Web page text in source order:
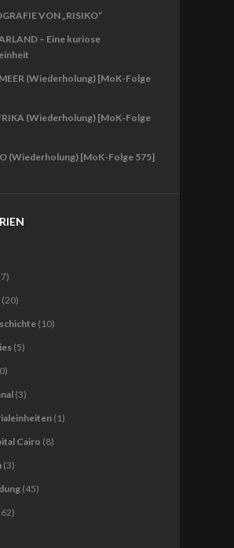
VON „RISIKO“
– Eine kuriose
(Wiederholung) [MoK-Folge
(Wiederholung) [MoK-Folge
(Wiederholung) [MoK-Folge 575]
(20)
(10)
(5)
(3)
(1)
Cairo (8)
(3)
(45)